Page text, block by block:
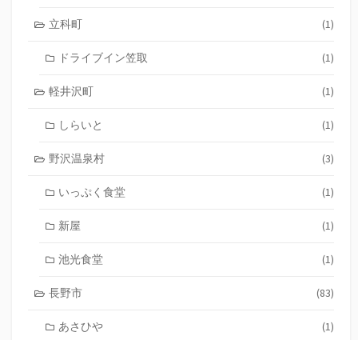
立科町 (1)
ドライブイン笠取 (1)
軽井沢町 (1)
しらいと (1)
野沢温泉村 (3)
いっぷく食堂 (1)
新屋 (1)
池光食堂 (1)
長野市 (83)
あさひや (1)